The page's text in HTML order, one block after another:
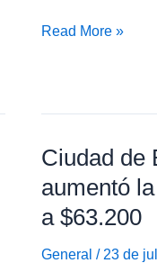
CABA
único
del
Convenio
Multilateral
Read More »
Ciudad de
aumentó
a $63.200
General / 23 de